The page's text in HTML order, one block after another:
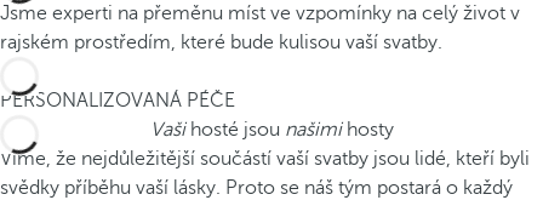
Jsme experti na přeměnu míst ve vzpomínky na celý život v
rajském prostředím, které bude kulisou vaší svatby.
PERSONALIZOVANÁ PÉČE
Vaši hosté jsou našimi hosty
Víme, že nejdůležitější součástí vaší svatby jsou lidé, kteří byli
svědky příběhu vaší lásky. Proto se náš tým postará o každý